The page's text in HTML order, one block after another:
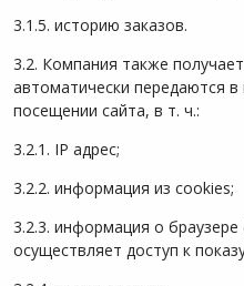
3.1.5. историю заказов.
3.2. Компания также
автоматически передаются
посещении сайта, в т. ч.:
3.2.1. IP адрес;
3.2.2. информация из cookies;
3.2.3. информация о
осуществляет доступ к